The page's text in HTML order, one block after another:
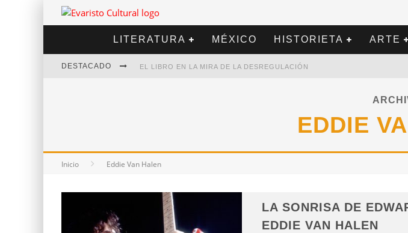
LITERATURA MÉXICO HISTORIETA ARTE
DESTACADO EL LIBRO EN LA MIRA DE LA DESREGULACIÓN
EDDIE
Inicio Eddie Van Halen
LA SONRISA DE
EDDIE VAN HALEN